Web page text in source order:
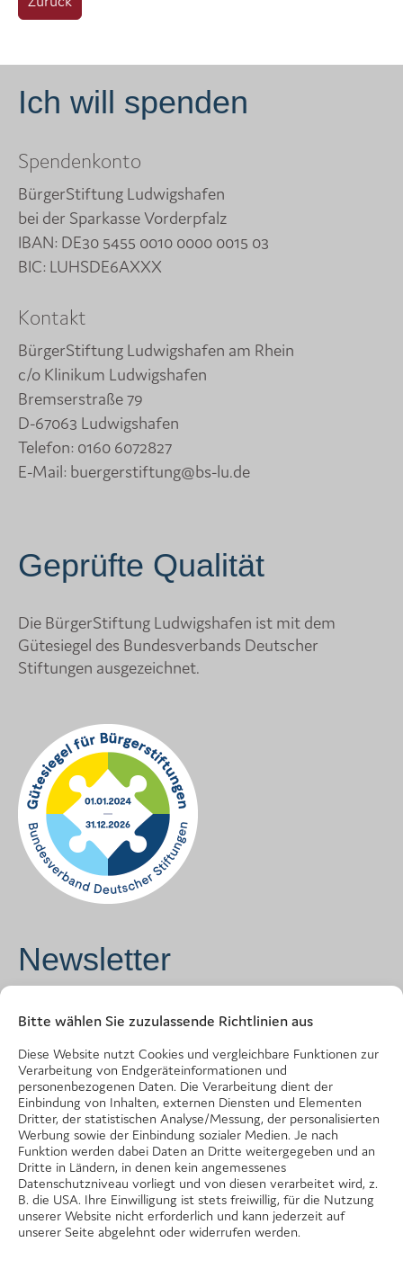
Bitte wählen Sie zuzulassende Richtlinien aus
Diese Website nutzt Cookies und vergleichbare Funktionen zur
Verarbeitung von Endgeräteinformationen und
personenbezogenen Daten. Die Verarbeitung dient der
Einbindung von Inhalten, externen Diensten und Elementen
Dritter, der statistischen Analyse/Messung, der personalisierten
Werbung sowie der Einbindung sozialer Medien. Je nach
Funktion werden dabei Daten an Dritte weitergegeben und an
Dritte in Ländern, in denen kein angemessenes
Datenschutzniveau vorliegt und von diesen verarbeitet wird, z.
B. die USA. Ihre Einwilligung ist stets freiwillig, für die Nutzung
unserer Website nicht erforderlich und kann jederzeit auf
unserer Seite abgelehnt oder widerrufen werden.
Ich will spenden
Spendenkonto
BürgerStiftung Ludwigshafen
bei der Sparkasse Vorderpfalz
IBAN: DE30 5455 0010 0000 0015 03
BIC: LUHSDE6AXXX
Kontakt
BürgerStiftung Ludwigshafen am Rhein
c/o Klinikum Ludwigshafen
Bremserstraße 79
D-67063 Ludwigshafen
Telefon: 0160 6072827
E-Mail: buergerstiftung@bs-lu.de
Geprüfte Qualität
Die BürgerStiftung Ludwigshafen ist mit dem
Gütesiegel des Bundesverbands Deutscher
Stiftungen ausgezeichnet.
Newsletter
Vorname*
Name*
E-Mail Adresse*